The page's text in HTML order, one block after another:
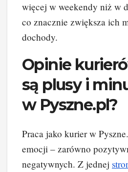
więcej w weekendy niż w
co znacznie zwiększa ich
dochody.
Opinie
są plusy i
w Pyszne.pl?
Praca jako kurier w
emocji – zarówno
negatywnych. Z jednej